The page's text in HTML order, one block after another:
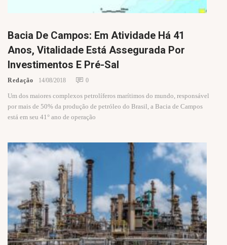
Bacia De Campos: Em Atividade Há 41
Anos, Vitalidade Está Assegurada Por
Investimentos E Pré-Sal
Redação 14/08/2018 0
Um dos maiores complexos petrolíferos marítimos do mundo, responsável
por mais de 50% da produção de petróleo do Brasil, a Bacia de Campos
está em seu 41° ano de operação